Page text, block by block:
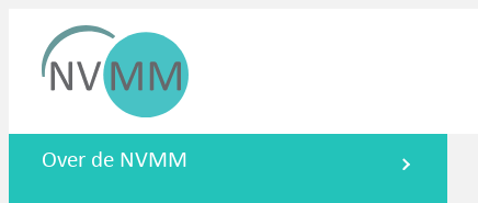
Nederlandse Vereniging voor
Over de NVMM